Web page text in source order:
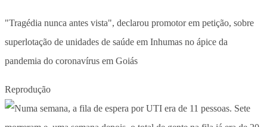
"Tragédia nunca antes vista", declarou promotor em petição, sobre
superlotação de unidades de saúde em Inhumas no ápice da
pandemia do coronavírus em Goiás
Reprodução